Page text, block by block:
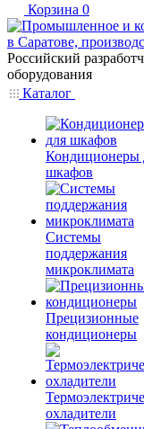
Корзина 0
Российский
оборудования
Каталог
Кондиционеры
шкафов
Системы
поддержания
микроклимата
Прецизионные
кондиционеры
охладители